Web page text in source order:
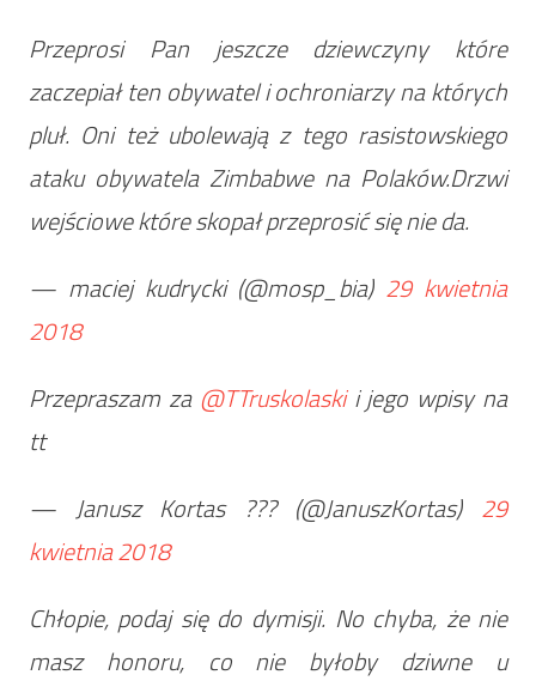
Przeprosi Pan jeszcze dziewczyny które
zaczepiał ten obywatel i ochroniarzy na których
pluł. Oni też ubolewają z tego rasistowskiego
ataku obywatela Zimbabwe na Polaków.Drzwi
wejściowe które skopał przeprosić się nie da.
— maciej kudrycki (@mosp_bia) 29 kwietnia
2018
Przepraszam za @TTruskolaskii jego wpisy na
tt
— Janusz Kortas ??? (@JanuszKortas) 29
kwietnia 2018
Chłopie, podaj się do dymisji. No chyba, że nie
masz honoru, co nie byłoby dziwne u